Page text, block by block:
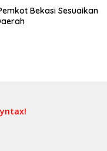
Bekasi Sesuaikan